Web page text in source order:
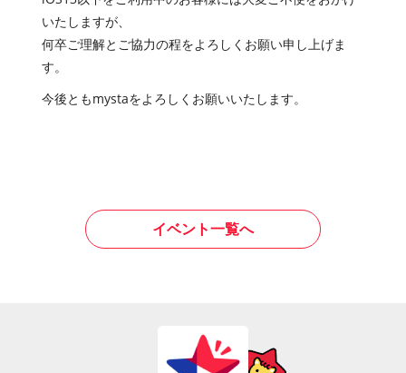
いたしますが、
何卒ご理解とご協力の程をよろしくお願い申し上げま
す。
今後ともmystaをよろしくお願いいたします。
イベント一覧へ